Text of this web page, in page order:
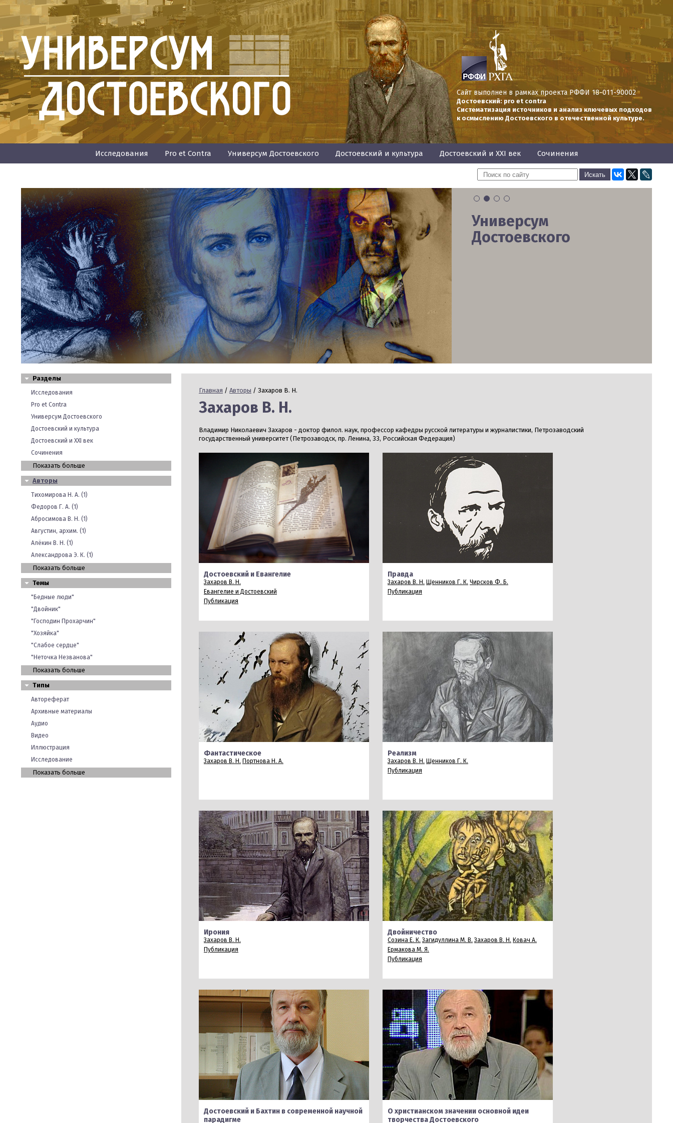
Сайт выполнен в рамках проекта РФФИ 18-011-90002
Достоевский: pro et contra
Систематизация источников и анализ ключевых подходов
к осмыслению Достоевского в отечественной культуре.
Исследования Pro et Contra Универсум Достоевского Достоевский и культура Достоевский и XXI век Сочинения
Универсум
Достоевского
Разделы
Исследования
Pro et Contra
Универсум Достоевского
Достоевский и культура
Достоевский и XXI век
Сочинения
Показать больше
Авторы
Тихомирова Н. А. (1)
Федоров Г. А. (1)
Абросимова В. Н. (1)
Августин, архим. (1)
Алёкин В. Н. (1)
Александрова Э. К. (1)
Показать больше
Темы
"Бедные люди"
"Двойник"
"Господин Прохарчин"
"Хозяйка"
"Слабое сердце"
"Неточка Незванова"
Показать больше
Типы
Автореферат
Архивные материалы
Аудио
Видео
Иллюстрация
Исследование
Показать больше
Главная / Авторы / Захаров В. Н.
Захаров В. Н.
Владимир Николаевич Захаров - доктор филол. наук, профессор кафедры русской литературы и журналистики, Петрозаводский
государственный университет (Петрозаводск, пр. Ленина, 33, Российская Федерация)
Достоевский и Евангелие
Захаров В. Н.
Евангелие и Достоевский
Публикация
Правда
Захаров В. Н. Щенников Г. К. Чирсков Ф. Б.
Публикация
Фантастическое
Захаров В. Н. Портнова Н. А.
Реализм
Захаров В. Н. Щенников Г. К.
Публикация
Ирония
Захаров В. Н.
Публикация
Двойничество
Созина Е. К. Загидуллина М. В. Захаров В. Н. Ковач А.
Ермакова М. Я.
Публикация
Достоевский и Бахтин в современной научной
парадигме
О христианском значении основной идеи
творчества Достоевского